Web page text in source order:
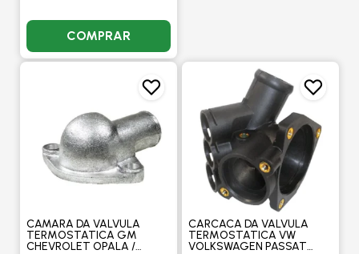
COMPRAR
CAMARA DA VALVULA
TERMOSTATICA GM
CHEVROLET OPALA /
CARCACA DA VALVULA
TERMOSTATICA VW
VOLKSWAGEN PASSAT